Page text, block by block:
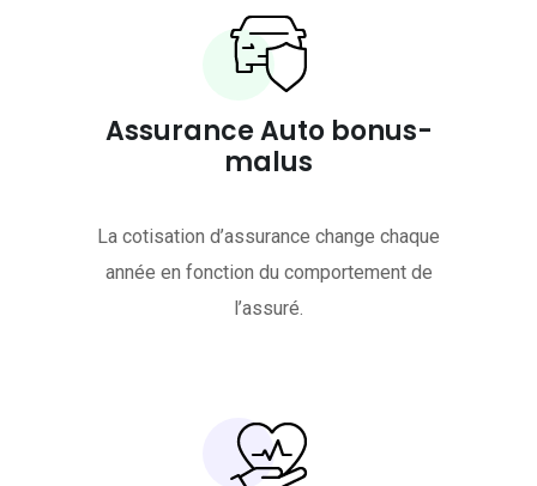
Assurance Auto bonus-
malus
La cotisation d’assurance change chaque
année en fonction du comportement de
l’assuré.